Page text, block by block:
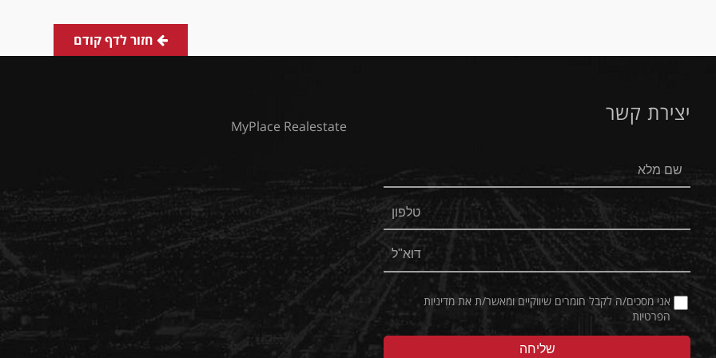
חזור לדף קודם
יצירת קשר
אני מסכים/ה לקבל חומרים שיווקיים ומאשר/ת אתמדיניות
הפרטיות
MyPlace Realestate